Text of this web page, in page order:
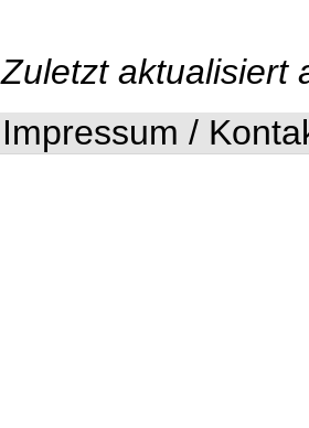
Zuletzt aktualisiert
Impressum /